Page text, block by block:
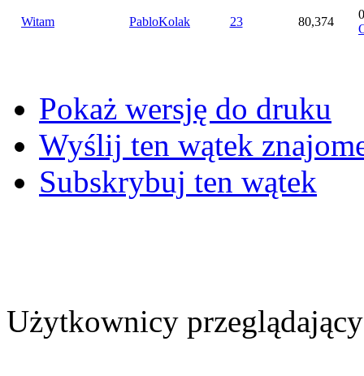
Witam PabloKolak 23 80,374
Pokaż wersję do druku
Wyślij ten wątek
Subskrybuj ten wątek
Użytkownicy